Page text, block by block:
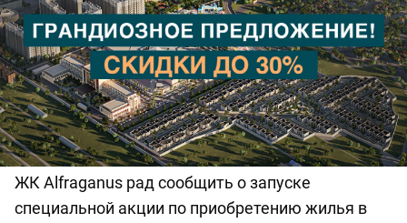
ЖК Alfraganus рад сообщить о запуске
специальной акции по приобретению жилья в